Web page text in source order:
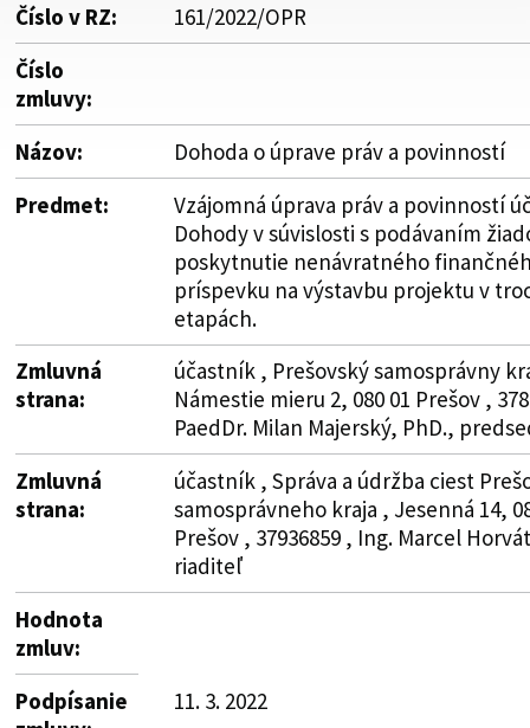
Číslo v RZ:
161/2022/OPR
Číslo
zmluvy:
Názov:
Dohoda o úprave práv a povinností
Predmet:
Vzájomná úprava práv a povinností
Dohody v súvislosti s podávaním
poskytnutie nenávratného
príspevku na výstavbu projektu v
etapách.
Zmluvná
strana:
účastník , Prešovský samosprávny
Námestie mieru 2, 080 01 Prešov ,
PaedDr. Milan Majerský, PhD.,
Zmluvná
strana:
účastník , Správa a údržba ciest
samosprávneho kraja , Jesenná 14,
Prešov , 37936859 , Ing. Marcel
riaditeľ
Hodnota
zmluv:
Podpísanie
11. 3. 2022